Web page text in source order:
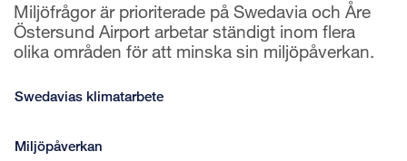
Miljöfrågor är prioriterade på Swedavia och Åre
Östersund Airport arbetar ständigt inom flera
olika områden för att minska sin miljöpåverkan.
Swedavias klimatarbete
Miljöpåverkan